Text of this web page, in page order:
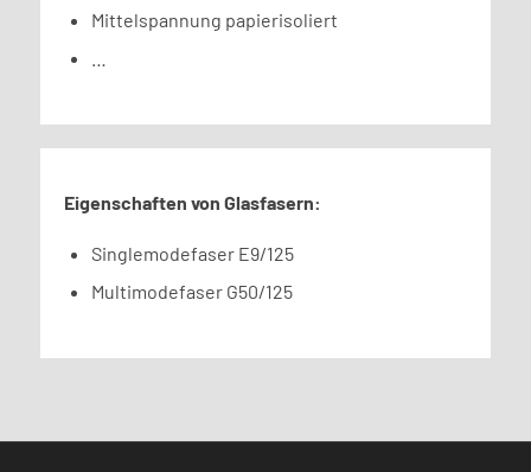
Mittelspannung papierisoliert
Eigenschaften von Glasfasern:
Singlemodefaser E9/125
Multimodefaser G50/125